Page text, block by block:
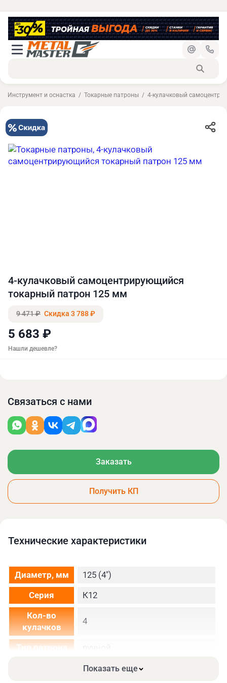
Инструмент и оснастка Токарные патроны 4-кулачковый
4-кулачковый самоцентрирующийся
токарный патрон 125 мм
9 471 ₽ Скидка 3 788 ₽
5 683 ₽
Нашли дешевле?
Связаться с нами
Заказать
Получить КП
Технические xарактеристики
Диаметр, мм
125 (4")
Серия
К12
Кол-во
кулачков
4
Тип патрона
ручной
закаленные
Показать еще